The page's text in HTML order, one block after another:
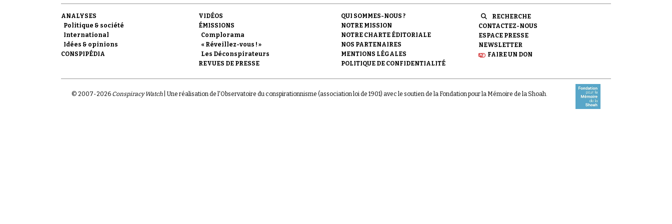
ANALYSES
Politique & société
International
Idées & opinions
CONSPIPÉDIA
VIDÉOS
ÉMISSIONS
Complorama
« Réveillez-vous ! »
Les Déconspirateurs
REVUES DE PRESSE
QUI SOMMES-NOUS ?
NOTRE MISSION
NOTRE CHARTE ÉDITORIALE
NOS PARTENAIRES
MENTIONS LÉGALES
POLITIQUE DE CONFIDENTIALITÉ
RECHERCHE
CONTACTEZ-NOUS
ESPACE PRESSE
NEWSLETTER
FAIRE UN DON
© 2007-2026 Conspiracy Watch| Une réalisation de l'Observatoire du conspirationnisme (association loi de 1901) avec le soutien de la Fondation pour la Mémoire de la Shoah.